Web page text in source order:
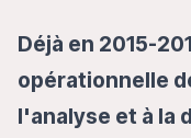
Déjà en 2015-
opérationnelle
l'analyse et à la